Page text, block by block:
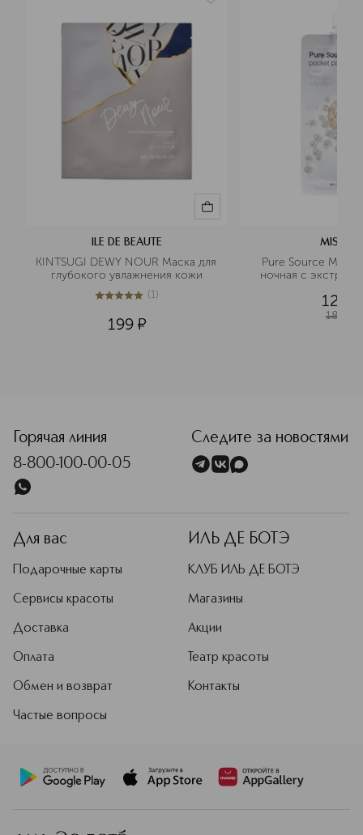
ILE DE BEAUTE
KINTSUGI DEWY NOUR Маска для
глубокого увлажнения кожи
5из 51 (1)
199 ¤
MISSHA
Pure Source
ночная с
129
180
Горячая линия
8-800-100-00-05
Следите за новостями
Для вас
Подарочные карты
Сервисы красоты
Доставка
Оплата
Обмен и возврат
Частые вопросы
ИЛЬ ДЕ БОТЭ
КЛУБ ИЛЬ ДЕ БОТЭ
Магазины
Акции
Театр красоты
Контакты